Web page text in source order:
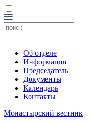
Об отделе
Информация
Председатель
Документы
Календарь
Контакты
Монастырский вестник